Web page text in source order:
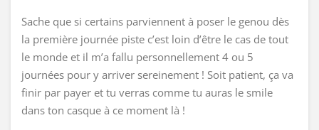
Sache que si certains parviennent à poser le genou dès
la première journée piste c’est loin d’être le cas de tout
le monde et il m’a fallu personnellement 4 ou 5
journées pour y arriver sereinement ! Soit patient, ça va
finir par payer et tu verras comme tu auras le smile
dans ton casque à ce moment là !